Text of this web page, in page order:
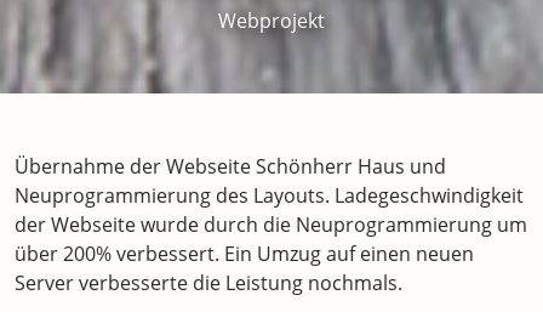
Webprojekt
Übernahme der Webseite Schönherr Haus und
Neuprogrammierung des Layouts. Ladegeschwindigkeit
der Webseite wurde durch die Neuprogrammierung um
über 200% verbessert. Ein Umzug auf einen neuen
Server verbesserte die Leistung nochmals.